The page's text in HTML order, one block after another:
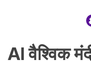
AI वैश्विक